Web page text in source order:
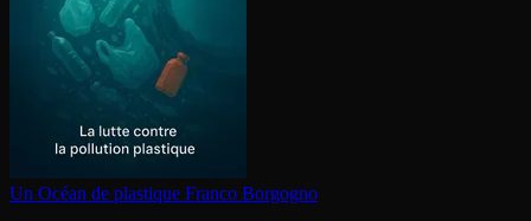
Un Océan de plastique Franco Borgogno